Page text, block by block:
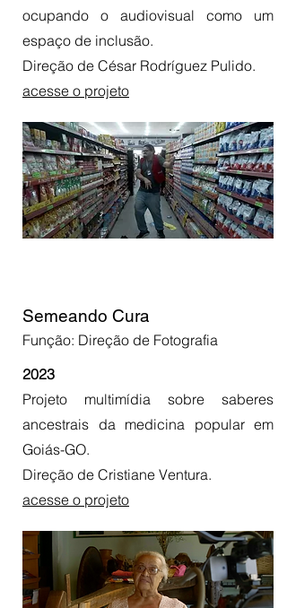
ocupando o audiovisual como um
espaço de inclusão.
Direção de César Rodríguez Pulido.
acesse o projeto
Semeando Cura
Função: Direção de Fotografia
2023
Projeto multimídia sobre saberes
ancestrais da medicina popular em
Goiás-GO.
Direção de Cristiane Ventura.
acesse o projeto